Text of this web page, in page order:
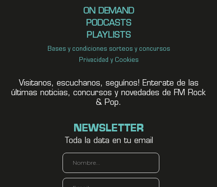
ON DEMAND
PODCASTS
PLAYLISTS
Bases y condiciones sorteos y concursos
Privacidad y Cookies
Visitanos, escuchanos, seguínos! Enterate de las
últimas noticias, concursos y novedades de FM Rock
& Pop.
NEWSLETTER
Toda la data en tu email